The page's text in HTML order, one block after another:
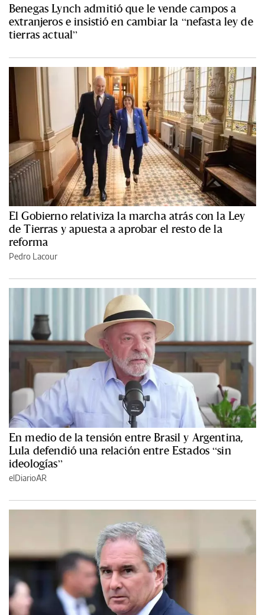
Benegas Lynch admitió que le vende campos a
extranjeros e insistió en cambiar la “nefasta ley de
tierras actual”
El Gobierno relativiza la marcha atrás con la Ley
de Tierras y apuesta a aprobar el resto de la
reforma
Pedro Lacour
En medio de la tensión entre Brasil y Argentina,
Lula defendió una relación entre Estados “sin
ideologías”
elDiarioAR